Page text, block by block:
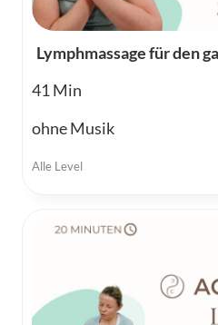
Lymphmassage für den
41
ohne Musik
Alle Level